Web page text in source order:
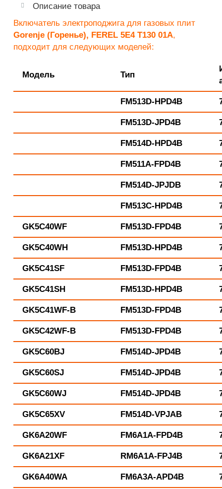
Описание товара
Включатель электроподжига для газовых плит
Gorenje (Горенье), FEREL 5E4 T130 01A,
подходит для следующих моделей:
Модель Тип
FM513D-HPD4B
FM513D-JPD4B
FM514D-HPD4B
FM511A-FPD4B
FM514D-JPJDB
FM513C-HPD4B
GK5C40WF FM513D-FPD4B
GK5C40WH FM513D-HPD4B
GK5C41SF FM513D-FPD4B
GK5C41SH FM513D-HPD4B
GK5C41WF-B FM513D-FPD4B
GK5C42WF-B FM513D-FPD4B
GK5C60BJ FM514D-JPD4B
GK5C60SJ FM514D-JPD4B
GK5C60WJ FM514D-JPD4B
GK5C65XV FM514D-VPJAB
GK6A20WF FM6A1A-FPD4B
GK6A21XF RM6A1A-FPJ4B
GK6A40WA FM6A3A-APD4B